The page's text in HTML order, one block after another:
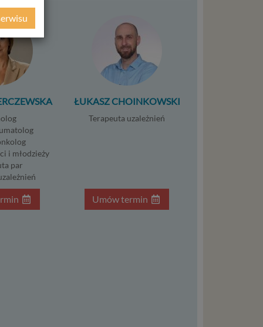
i młodzieży
par
ŁUKASZ CHOINKOWSKI
Terapeuta uzależnień
Umów termin
z
W tej
do